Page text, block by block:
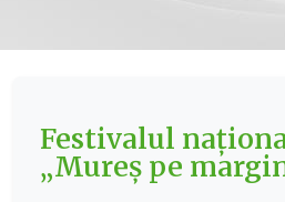
Festivalul
„Mureș pe